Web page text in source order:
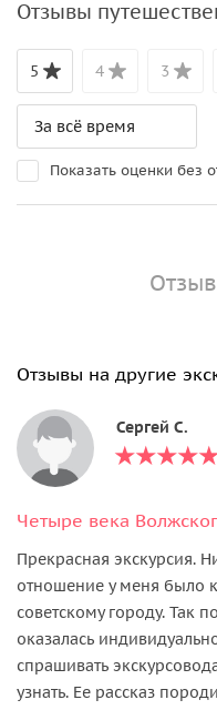
Отзывы
5 4 3
Показать оценки без
Отзывы на другие
Сергей С.
Четыре века
Прекрасная экскурсия.
отношение у меня было
советскому городу. Так
оказалась
спрашивать
узнать. Ее рассказ